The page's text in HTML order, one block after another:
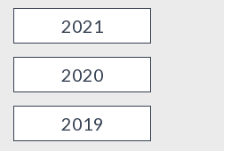
2021
2020
2019